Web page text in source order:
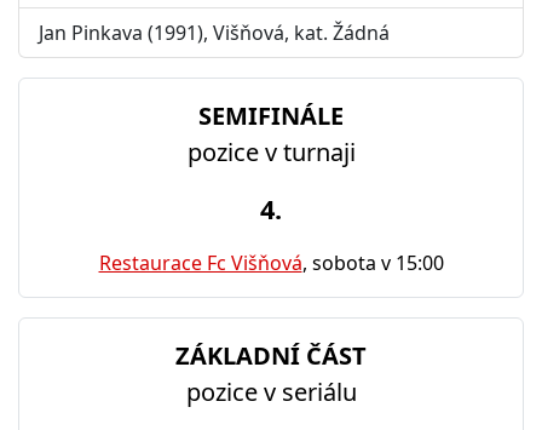
Jan Pinkava (1991), Višňová, kat. Žádná
SEMIFINÁLE
pozice v turnaji
4.
Restaurace Fc Višňová, sobota v 15:00
ZÁKLADNÍ ČÁST
pozice v seriálu